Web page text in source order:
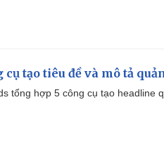
cụ tạo tiêu đề và mô tả
tổng hợp 5 công cụ tạo headline